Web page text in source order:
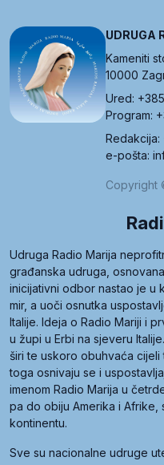
UDRUGA
Kameniti
10000
Ured:
Program:
Redakcija:
e-pošta:
Copyright
Udruga Radio Marija
građanska udruga,
inicijativni odbor nastao je u
mir, a uoči osnutka
Italije. Ideja o Radio Mariji i
u župi u Erbi na sjeveru
širi te uskoro obuhvaća cijeli
toga osnivaju se i
imenom Radio Marija u
pa do obiju Amerika i Afrike,
kontinentu.
Sve su nacionalne udruge